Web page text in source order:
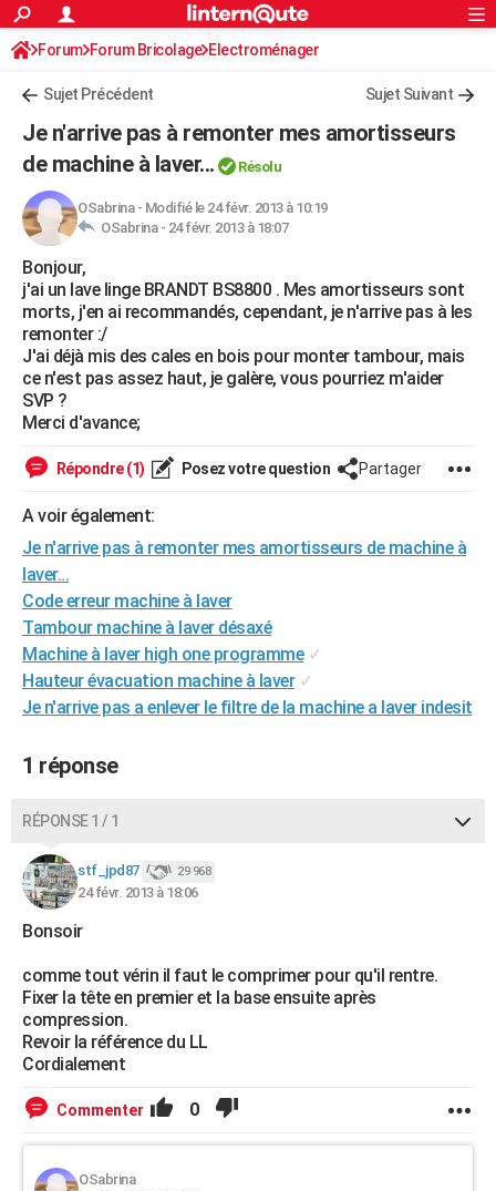
ACTUALITÉS
Politique
Société
Faits Divers
Education
Monde
Villes
+
Programme TV
TNTStreaming
Cinéma
Sorties cinéma
Musique
FINANCE
Retraite
Impôts
Epargne
Immobilier
Risques naturels par ville
Banque
Assurance
Crédit
AUTO
Essais
Réserver un essai
Citadines
Berlines
SUV
Forum auto
HIGH-TECH
Mobiles
Meilleur smartphone
Internet
Ordinateurs
Jeux vidéo
Guide high-tech
+
BRICOLAGE
Forum
Aménagement intérieur
Extérieur
Cuisine
Salle de bains
Jardinage
Rangement
WEEK-END
Guides de France
Escapades
Patrimoine
Expositions
Musées
Week-end nature
+LIFESTYLE
Art de vivre
Bien-être
Loisirs
Mode
Modes de vie
SANTE
Alimentation
Guide de la santé
Maladies
Médicaments
Sommeil
VOYAGE
Destinations
City break
Voyage nature
Voyage de noces
Forum
Climat
+PHOTO
GUIDES D'ACHAT
BONS PLANS
CARTE DE VOEUX
Carte de Noël
Carte Bonne année
Carte Saint-Valentin
Carte Pâques
Carte d'anniversaire
DICTIONNAIRE
S'inscrire
Se connecter
Lycées
Collèges
Primaires
Universités
Entreprises
Service militaire
Avis de recherche
FORUM
Bricolage
Lifestyle
Culture
Sport
Auto
Television
Voyage
Cinema
S'inscrire
Connexion
Forum Forum Bricolage Electroménager
Sujet Précédent Sujet Suivant
Je n'arrive pas à remonter mes amortisseurs
de machine à laver...
Résolu
OSabrina- Modifié le 24 févr. 2013 à 10:19
OSabrina - 24 févr. 2013 à 18:07
Bonjour,
j'ai un lave linge BRANDT BS8800 . Mes amortisseurs sont
morts, j'en ai recommandés, cependant, je n'arrive pas à les
remonter :/
J'ai déjà mis des cales en bois pour monter tambour, mais
ce n'est pas assez haut, je galère, vous pourriez m'aider
SVP ?
Merci d'avance;
Répondre (1) Posez votre question Partager
A voir également:
Je n'arrive pas à remonter mes amortisseurs de machine à
laver...
Code erreur machine à laver
Tambour machine à laver désaxé
Machine à laver high one programme ✓
Hauteur évacuation machine à laver ✓
Je n'arrive pas a enlever le filtre de la machine a laver indesit
1 réponse
RÉPONSE 1 / 1
stf_jpd87 29 968
24 févr. 2013 à 18:06
Bonsoir
comme tout vérin il faut le comprimer pour qu'il rentre.
Fixer la tête en premier et la base ensuite après
compression.
Revoir la référence du LL
Cordialement
Commenter 0
OSabrina